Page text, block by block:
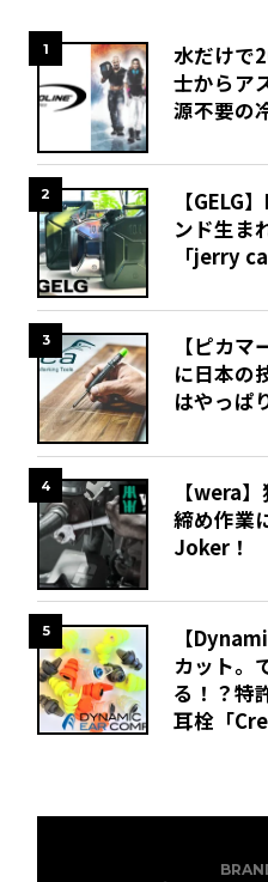
1
水だけで
士からア
源不要の
2
【GELG
ンド生ま
「jerry
3
【ピカ
に日本の
はやっぱ
4
【wera
締め作業
Joker！
5
【
カット。
る！？特
耳栓「